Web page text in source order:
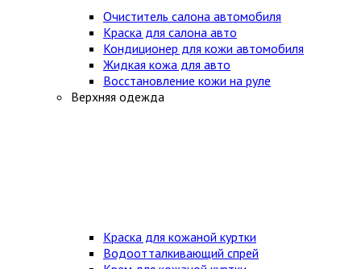
Очиститель салона автомобиля
Краска для салона авто
Кондиционер для кожи автомобиля
Жидкая кожа для авто
Восстановление кожи на руле
Верхняя одежда
Краска для кожаной куртки
Водоотталкивающий спрей